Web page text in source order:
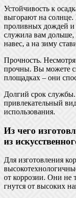
Устойчивость к
выгорают на
проливных дождей и
служила вам
навес, а на зиму
Прочность.
прочны. Вы можете
площадках – они
Долгий срок
привлекательный
использования.
Из чего
из
Для изготовления
от коррозии. Они не
гнутся от высоких